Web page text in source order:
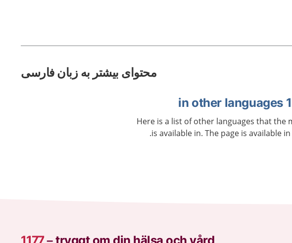
محتوای بیشتر به زبان فارسی
Here is a list of other languages that the
is available in. The page is available in